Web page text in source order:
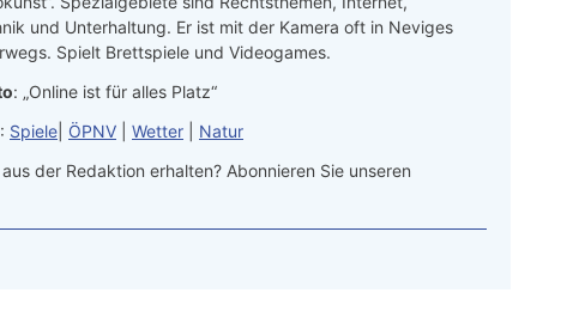
und Unterhaltung. Er ist mit der Kamera oft in Neviges
Spielt Brettspiele und Videogames.
: „Online ist für alles Platz“
: Spiele ÖPNV Wetter
Natur
der Redaktion erhalten? Abonnieren Sie unseren